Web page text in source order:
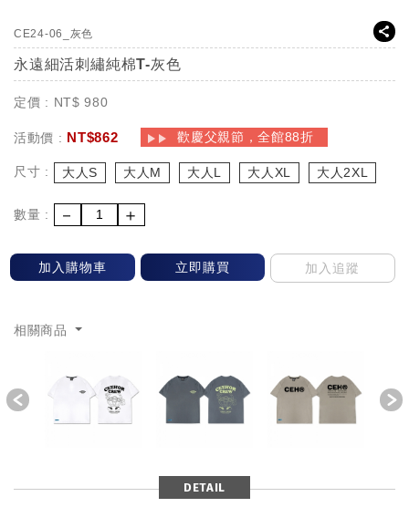
CE24-06_灰色
永遠細活刺繡純棉T-灰色
定價 : NT$ 980
活動價 : NT$862 歡慶父親節，全館88折
尺寸 : 大人S 大人M 大人L 大人XL 大人2XL
數量 : － ＋
加入購物車 立即購買 加入追蹤
相關商品
Previous
DETAIL